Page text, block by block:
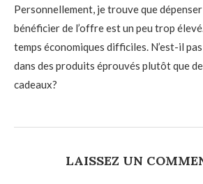
Personnellement, je trouve que
bénéficier de l’offre est un peu trop
temps économiques difficiles. N’est-il
dans des produits éprouvés plutôt que
cadeaux?
LAISSEZ UN